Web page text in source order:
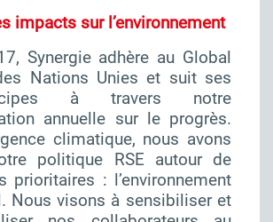
impacts sur l’environnement
Synergie adhère au Global
Nations Unies et suit ses
à travers notre
annuelle sur le progrès.
climatique, nous avons
politique RSE autour de
prioritaires : l’environnement
Nous visons à sensibiliser et